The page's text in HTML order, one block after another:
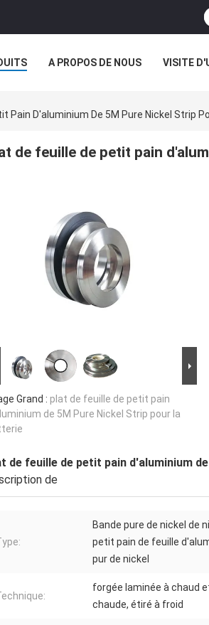
A PROPOS DE NOUS VISITE
Pain D'aluminium De 5M Pure Nickel Strip
de feuille de petit pain
Grand : plat de feuille de petit pain
de 5M Pure Nickel Strip pour la
de feuille de petit pain d'aluminium
de
Bande pure de nickel de
petit pain de feuille
pur de nickel
forgée laminée à chaud
chaude, étiré à froid